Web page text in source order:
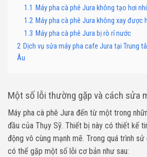
1.1 Máy pha cà phê Jura không tạo hơi
1.2 Máy pha cà phê Jura không xay được
1.3 Máy pha cà phê Jura bị rò rỉ nước
2 Dịch vụ sửa máy pha cafe Jura tại Trung
Âu
Một số lỗi thường gặp và cách sửa
Máy pha cà phê Jura đến từ một trong
đầu của Thụy Sỹ. Thiết bị này có thiết kế
động vô cùng mạnh mẽ. Trong quá trình sử
có thể gặp một số lỗi cơ bản như sau: